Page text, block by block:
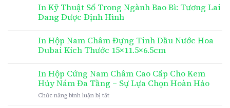
In Kỹ Thuật Số Trong Ngành Bao Bì: Tương Lai
Đang Được Định Hình
In Hộp Nam Châm Đựng Tinh Dầu Nước Hoa
Dubai Kích Thước 15×11.5×6.5cm
In Hộp Cứng Nam Châm Cao Cấp Cho Kem
Hủy Nám Đa Tầng – Sự Lựa Chọn Hoàn Hảo
Chức năng bình luận bị tắtở